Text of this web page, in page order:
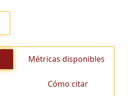
Métricas disponibles
Cómo citar